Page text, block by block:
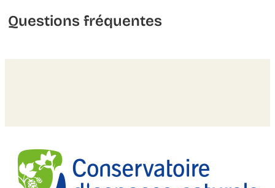
Questions fréquentes